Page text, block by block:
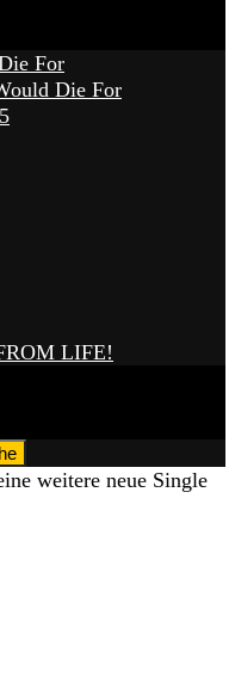
For
Die For
LIFE!
weitere neue Single